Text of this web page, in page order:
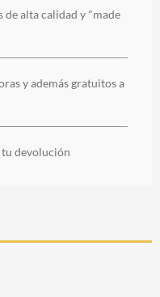
de alta calidad y "made
y además gratuitos a
tu devolución